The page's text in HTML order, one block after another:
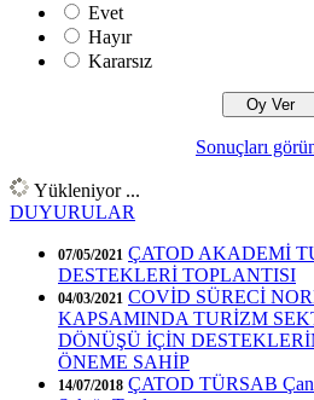
Evet
Hayır
Kararsız
Sonuçları
Yükleniyor ...
DUYURULAR
07/05/2021 ÇATOD AKADEMİ
DESTEKLERİ TOPLANTISI
04/03/2021 COVİD SÜRECİ
KAPSAMINDA TURİZM
DÖNÜŞÜ İÇİN
ÖNEME SAHİP
14/07/2018 ÇATOD TÜRSAB